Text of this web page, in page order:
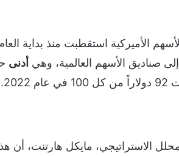
صناديق الأسهم العالمية، وهي أدنى
الاستراتيجي، مايكل هارتنت،